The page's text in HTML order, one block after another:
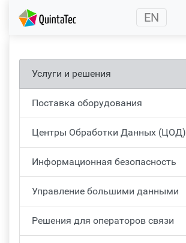
(current) EN
Услуги и решения
Поставка оборудования
Центры Обработки Данных (ЦОД)
Информационная безопасность
Управление большими данными
Решения для операторов связи